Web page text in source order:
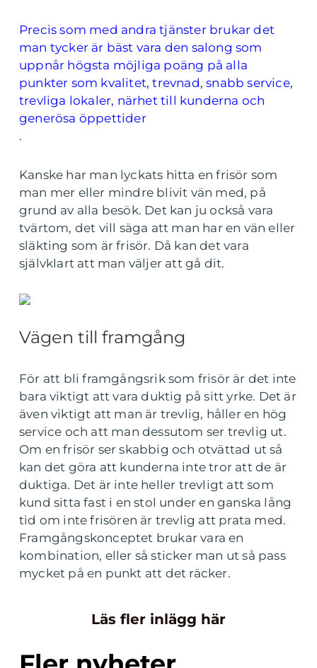
Precis som med andra tjänster brukar det
man tycker är bäst vara den salong som
uppnår högsta möjliga poäng på alla
punkter som kvalitet, trevnad, snabb service,
trevliga lokaler, närhet till kunderna och
generösa öppettider
.
Kanske har man lyckats hitta en frisör som
man mer eller mindre blivit vän med, på
grund av alla besök. Det kan ju också vara
tvärtom, det vill säga att man har en vän eller
släkting som är frisör. Då kan det vara
självklart att man väljer att gå dit.
Vägen till framgång
För att bli framgångsrik som frisör är det inte
bara viktigt att vara duktig på sitt yrke. Det är
även viktigt att man är trevlig, håller en hög
service och att man dessutom ser trevlig ut.
Om en frisör ser skabbig och otvättad ut så
kan det göra att kunderna inte tror att de är
duktiga. Det är inte heller trevligt att som
kund sitta fast i en stol under en ganska lång
tid om inte frisören är trevlig att prata med.
Framgångskonceptet brukar vara en
kombination, eller så sticker man ut så pass
mycket på en punkt att det räcker.
Läs fler inlägg här